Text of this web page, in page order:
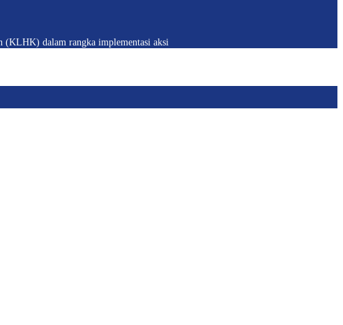
(KLHK) dalam rangka implementasi aksi